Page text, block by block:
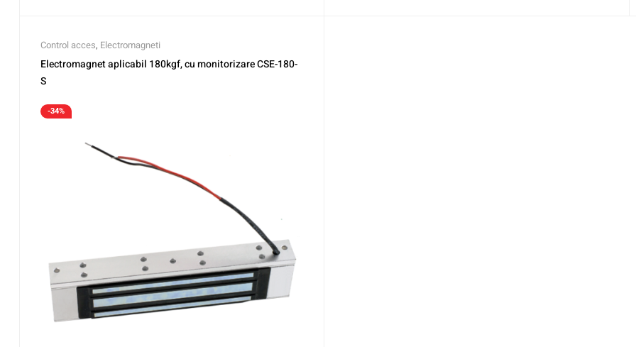
Control acces, Electromagneti
Electromagnet aplicabil 180kgf, cu monitorizare CSE-180-
S
-34%